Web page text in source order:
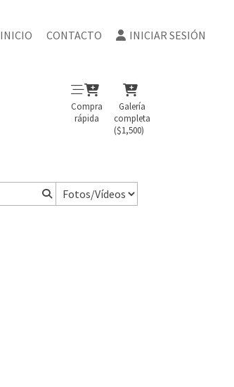
INICIO CONTACTO INICIAR SESIÓN
Compra
rápida
Galería
completa
($1,500)